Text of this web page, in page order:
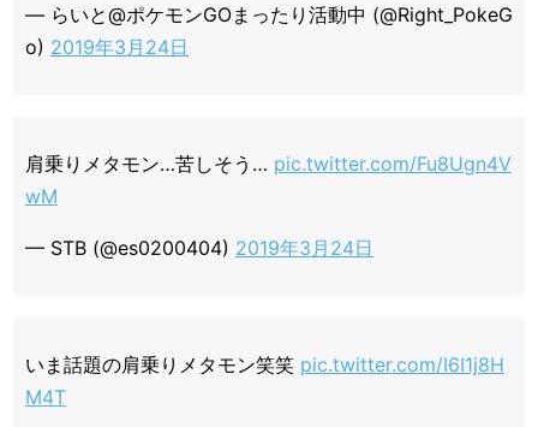
— らいと@ポケモンGOまったり活動中 (@Right_PokeG
o) 2019年3月24日
肩乗りメタモン…苦しそう… pic.twitter.com/Fu8Ugn4V
wM
— STB (@es0200404) 2019年3月24日
いま話題の肩乗りメタモン笑笑 pic.twitter.com/I6I1j8H
M4T